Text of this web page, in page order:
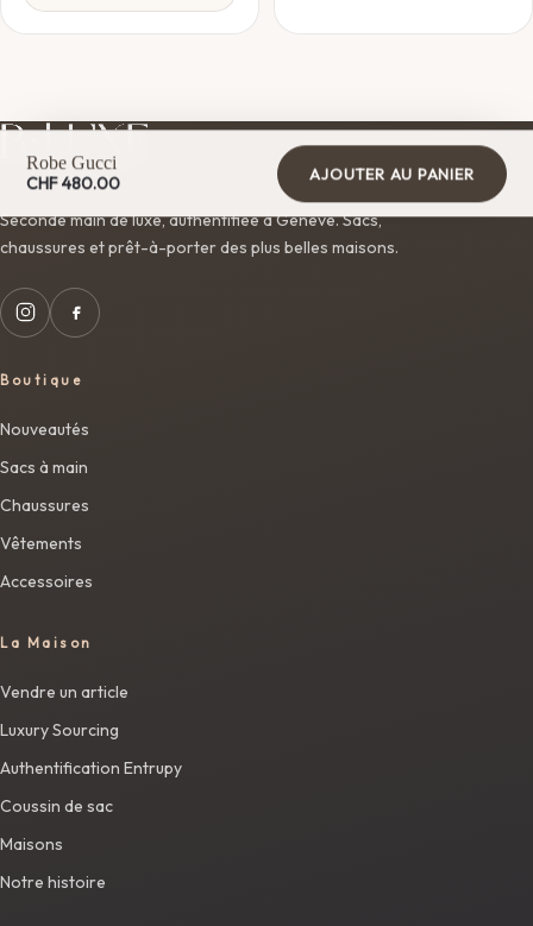
Robe Gucci
CHF480.00 AJOUTER AU PANIER
Seconde main de luxe, authentifiée à Genève. Sacs,
chaussures et prêt-à-porter des plus belles maisons.
Boutique
Nouveautés
Sacs à main
Chaussures
Vêtements
Accessoires
La Maison
Vendre un article
Luxury Sourcing
Authentification Entrupy
Coussin de sac
Maisons
Notre histoire